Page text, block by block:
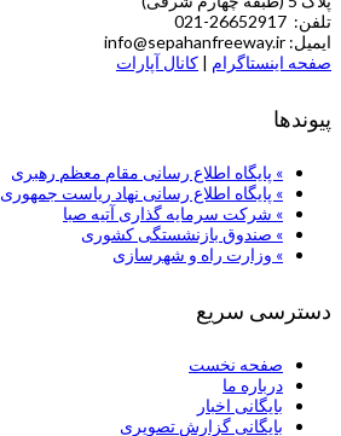
تلفن: 26652917-021
ایمیل: info@sepahanfreeway.ir
صفحه اینستاگرام | کانال آپارات
پیوندها
» پایگاه اطلاع رسانی مقام معظم رهبری
» پایگاه اطلاع رسانی نهاد ریاست جمهوری
» شركت سرمایه گذاری آتیه صبا
» صندوق بازنشستگی کشوری
» وزارت راه و شهرسازی
دسترسی سریع
صفحه نخست
درباره ما
بایگانی اخبار
بایگانی گزارش تصویری